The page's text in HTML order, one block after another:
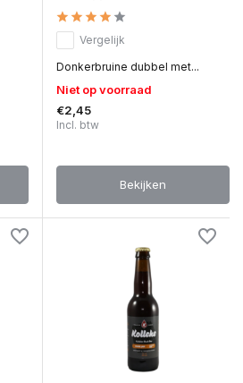
Vergelijk
Donkerbruine dubbel met...
Niet op voorraad
€2,45
Incl. btw
Bekijken